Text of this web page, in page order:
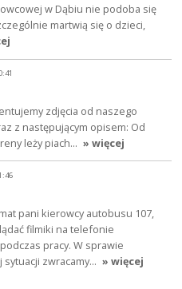
w Dąbiu nie podoba się
martwią się o dzieci,
zdjęcia od naszego
z następującym opisem: Od
leży piach… » więcej
pani kierowcy autobusu 107,
filmiki na telefonie
pracy. W sprawie
sytuacji zwracamy… » więcej